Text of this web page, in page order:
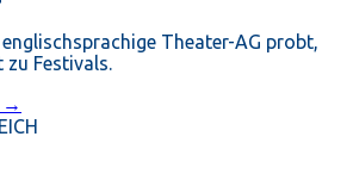
Theater-AG probt,
zu Festivals.
→